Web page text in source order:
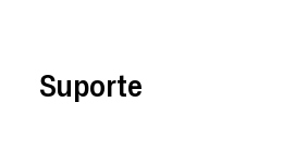
Rio de Janeiro / RJ
Linda.
Suporte